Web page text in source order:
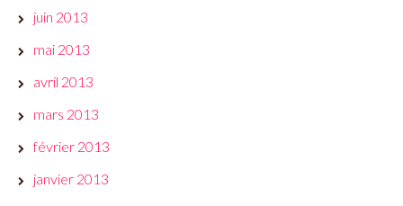
juin 2013
mai 2013
avril 2013
mars 2013
février 2013
janvier 2013